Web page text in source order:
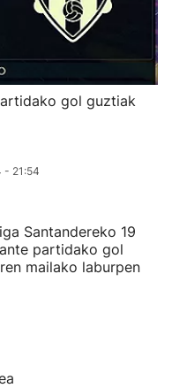
gol guztiak
- 21:54
Santandereko 19
partidako gol
mailako laburpen